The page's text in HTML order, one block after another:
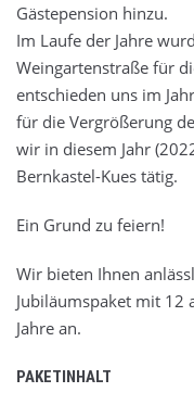
Gästepension hinzu.
Im Laufe der Jahre
Weingartenstraße für
entschieden uns im
für die Vergrößerung
wir in diesem Jahr
Bernkastel-Kues tätig.
Ein Grund zu feiern!
Wir bieten Ihnen
Jubiläumspaket mit 12
Jahre an.
PAKETINHALT